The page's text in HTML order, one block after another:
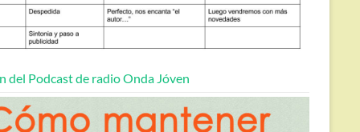
del Podcast de radio Onda Jóven